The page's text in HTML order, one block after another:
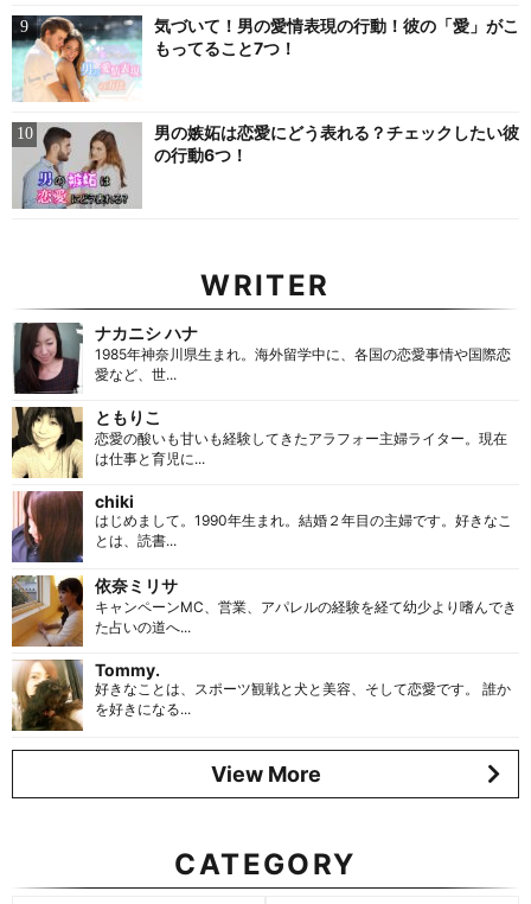
気づいて！男の愛情表現の行動！彼の「愛」がこ
もってること7つ！
男の嫉妬は恋愛にどう表れる？チェックしたい彼
の行動6つ！
WRITER
ナカニシ ハナ
1985年神奈川県生まれ。海外留学中に、各国の恋愛事情や国際恋
愛など、世...
ともりこ
恋愛の酸いも甘いも経験してきたアラフォー主婦ライター。現在
は仕事と育児に...
chiki
はじめまして。1990年生まれ。結婚２年目の主婦です。好きなこ
とは、読書...
依奈ミリサ
キャンペーンMC、営業、アパレルの経験を経て幼少より嗜んでき
た占いの道へ...
Tommy.
好きなことは、スポーツ観戦と犬と美容、そして恋愛です。 誰か
を好きになる...
View More
CATEGORY